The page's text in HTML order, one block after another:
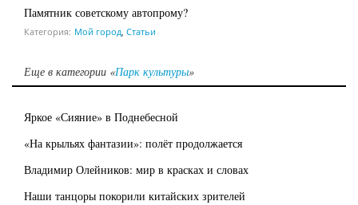
Памятник советскому автопрому?
Категория: Мой город, Статьи
Еще в категории «Парк культуры»
Яркое «Сияние» в Поднебесной
«На крыльях фантазии»: полёт продолжается
Владимир Олейников: мир в красках и словах
Наши танцоры покорили китайских зрителей